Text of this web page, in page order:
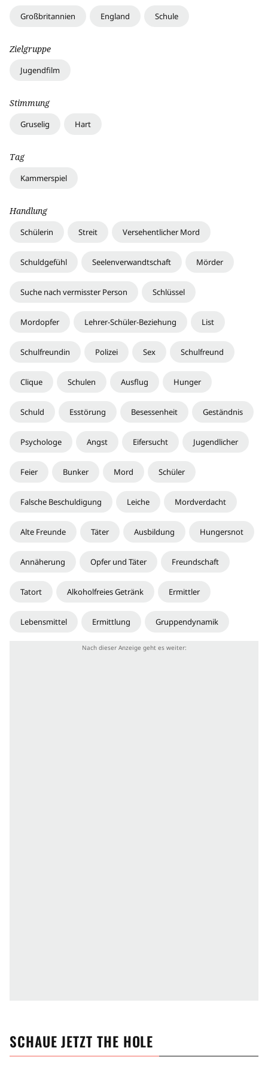
Großbritannien England Schule
Zielgruppe
Jugendfilm
Stimmung
Gruselig Hart
Tag
Kammerspiel
Handlung
Schülerin Streit Versehentlicher Mord
Schuldgefühl Seelenverwandtschaft Mörder
Suche nach vermisster Person Schlüssel
Mordopfer Lehrer-Schüler-Beziehung List
Schulfreundin Polizei Sex Schulfreund
Clique Schulen Ausflug Hunger
Schuld Esstörung Besessenheit Geständnis
Psychologe Angst Eifersucht Jugendlicher
Feier Bunker Mord Schüler
Falsche Beschuldigung Leiche Mordverdacht
Alte Freunde Täter Ausbildung Hungersnot
Annäherung Opfer und Täter Freundschaft
Tatort Alkoholfreies Getränk Ermittler
Lebensmittel Ermittlung Gruppendynamik
SCHAUE JETZT THE HOLE